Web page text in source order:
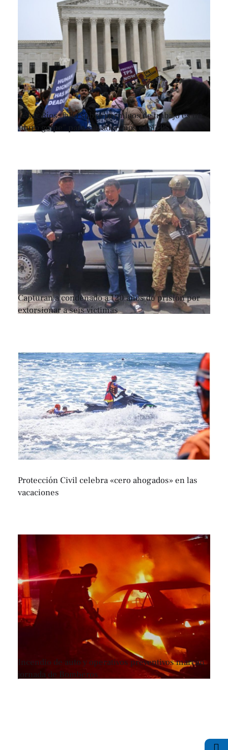
César Ríos: fallo sobre permisos de trabajo es un
“duro golpe” para salvadoreños con TPS
Capturan a condenado a 120 años de prisión por
extorsionar a seis víctimas
Protección Civil celebra «cero ahogados» en las
vacaciones
Incendio de auto y operativos preventivos marcan
jornada de Bomberos